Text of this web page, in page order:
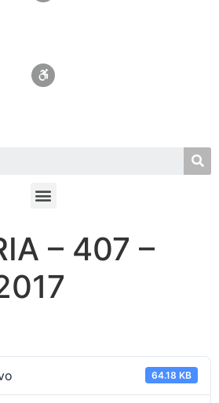
– 407 –
64.18 KB